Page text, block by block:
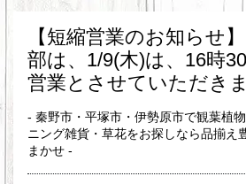
【短縮営業のお知らせ
部は、1/9(木)は、16時
営業とさせていただき
- 秦野市・平塚市・伊勢原市で観葉植
ニング雑貨・草花をお探しなら品揃え
まかせ -